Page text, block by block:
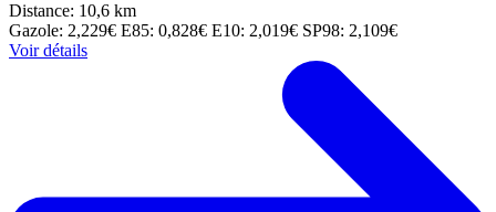
Distance: 10,6 km
Gazole: 2,229€ E85: 0,828€ E10: 2,019€ SP98: 2,109€
Voir détails